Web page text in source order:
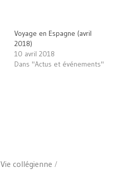
ami(ouvre
dans
nouvelle
fenêtre)
Voyage en Espagne (avril
2018)
10 avril 2018
Dans "Actus et événements"
Vie collégienne